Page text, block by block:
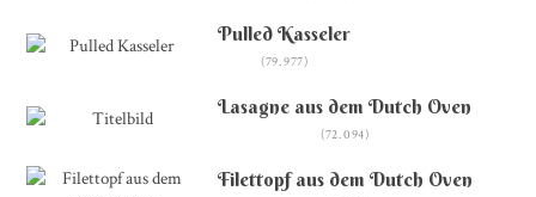
Pulled Kasseler
(79.977)
Lasagne aus dem Dutch Oven
(72.094)
Filettopf aus dem Dutch Oven